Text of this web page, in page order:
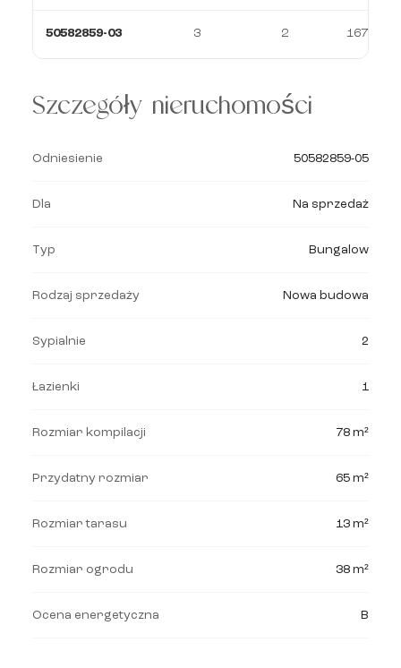
50582859-03 3 2 167 m²
Szczegóły nieruchomości
Odniesienie 50582859-05
Dla Na sprzedaż
Typ Bungalow
Rodzaj sprzedaży Nowa budowa
Sypialnie 2
Łazienki 1
Rozmiar kompilacji 78 m²
Przydatny rozmiar 65 m²
Rozmiar tarasu 13 m²
Rozmiar ogrodu 38 m²
Ocena energetyczna B